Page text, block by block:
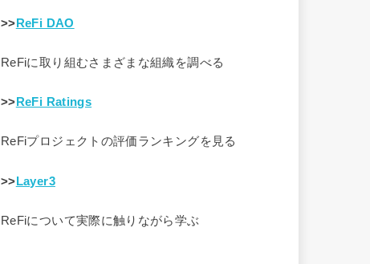
>> ReFi DAO
ReFiに取り組むさまざまな組織を調べる
>> ReFi Ratings
ReFiプロジェクトの評価ランキングを見る
>>Layer3
ReFiについて実際に触りながら学ぶ